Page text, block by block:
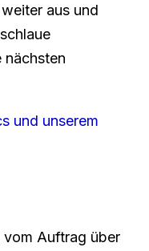
aus und
nächsten
und unserem
vom Auftrag über